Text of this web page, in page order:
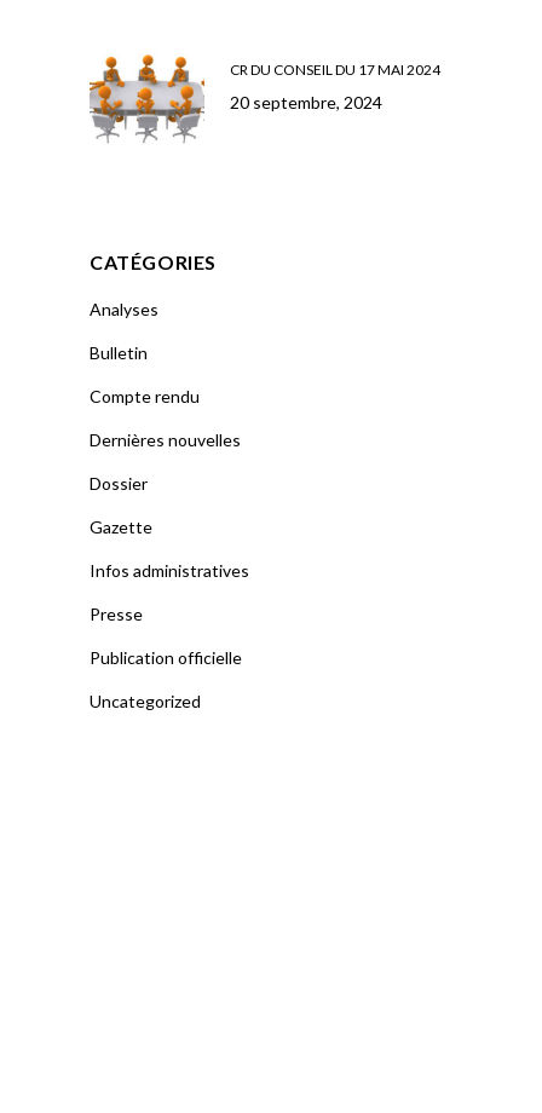
CR DU CONSEIL DU 17 MAI 2024
20 septembre, 2024
CATÉGORIES
Analyses
Bulletin
Compte rendu
Dernières nouvelles
Dossier
Gazette
Infos administratives
Presse
Publication officielle
Uncategorized